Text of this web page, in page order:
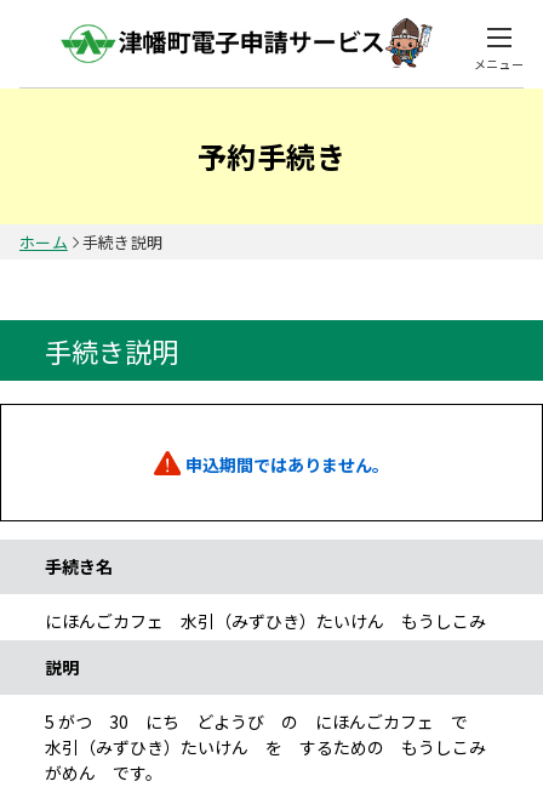
メニュー
予約手続き
ホーム 手続き説明
手続き説明
申込期間ではありません。
手続き名
にほんごカフェ 水引（みずひき）たいけん もうしこみ
説明
5 がつ 30 にち どようび の にほんごカフェ で
水引（みずひき）たいけん を するための もうしこみ
がめん です。